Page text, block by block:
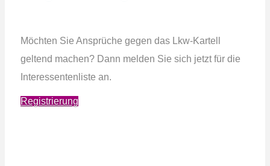
Möchten Sie Ansprüche gegen das Lkw-Kartell
geltend machen? Dann melden Sie sich jetzt für die
Interessentenliste an.
Registrierung